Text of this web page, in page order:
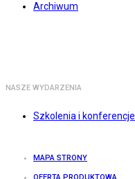
Archiwum
NASZE WYDARZENIA
Szkolenia i konferencje
MAPA STRONY